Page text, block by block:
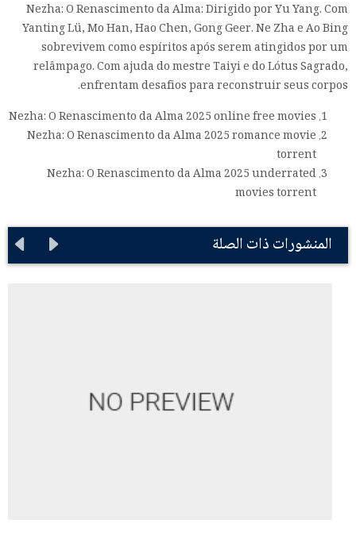
Nezha: O Renascimento da Alma: Dirigido por Yu Yang. Com
Yanting Lü, Mo Han, Hao Chen, Gong Geer. Ne Zha e Ao Bing
sobrevivem como espíritos após serem atingidos por um
relâmpago. Com ajuda do mestre Taiyi e do Lótus Sagrado,
enfrentam desafios para reconstruir seus corpos.
Nezha: O Renascimento da Alma 2025 online free movies
Nezha: O Renascimento da Alma 2025 romance movie
torrent
Nezha: O Renascimento da Alma 2025 underrated
movies torrent
المنشورات ذات الصلة